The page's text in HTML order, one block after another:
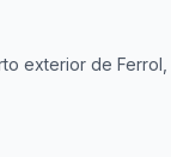
exterior de